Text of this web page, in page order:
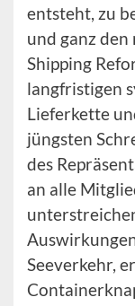
entsteht, zu
und ganz den
Shipping
langfristigen
Lieferkette
jüngsten
des
an alle
Seeverkehr,